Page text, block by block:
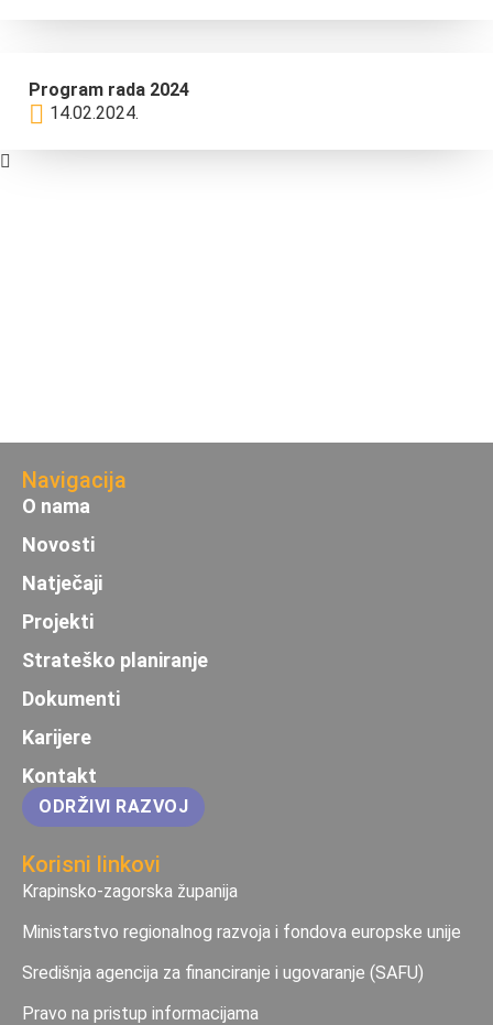
Program rada 2024
14.02.2024.
Navigacija
O nama
Novosti
Natječaji
Projekti
Strateško planiranje
Dokumenti
Karijere
Kontakt
ODRŽIVI RAZVOJ
Korisni linkovi
Krapinsko-zagorska županija
Ministarstvo regionalnog razvoja i fondova europske unije
Središnja agencija za financiranje i ugovaranje (SAFU)
Pravo na pristup informacijama